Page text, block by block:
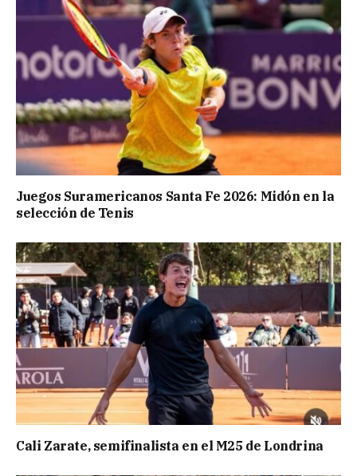
Juegos Suramericanos Santa Fe 2026: Midón en la
selección de Tenis
Cali Zarate, semifinalista en el M25 de Londrina